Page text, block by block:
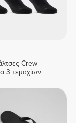
Crew -
3 τεμαχίων